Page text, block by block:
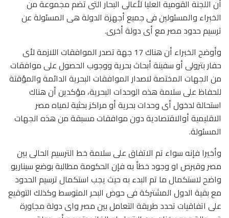
أن اللجنة القومية العليا لأعالى البحار التى تضم مجموعة من
الخبراء والمسئولين فى جميع أجهزة الدولة هى المسئولة عن
ترسيم حدود مصر مع أى دولة أخرى.
وأوضح الخبراء أن هناك 17 جهة تصدر الموافقات اللازمة لأى
حفار بترولى أو سفينة أبحاث بحرية ووجوب الحصول على موافقات
من الجهات المختصة لاصدار الموافقات البحرية الدائمة والمؤقتة
للحفاظ على سلامة هذه الوحدات البحرية، مؤكدين أن هناك
استحالة لدخول أى وحدات بحرية أو مراكز بحثية لمياه مصر
الاقليمية أوالاقتصادية دون موافقات مسبقة من هذه الجهات
المسئولة.
وأخيرا فإنه سواء تم الاتفاق على سلامة خط الترسيم الحالى بين
مصر وقبرص او وجود خطأ به فإن الحكومة مطالبة بوضع سيناريو
واضح لاستكمال ما تم البدء به حيث يجب استكمال ترسيم الحدود
مع بقية الدول المشتركة فى حوض البحر المتوسط وكذلك التوقيع
على اتفاقيات تحدد طريقة التعامل بين مصر واى دولة مجاورة